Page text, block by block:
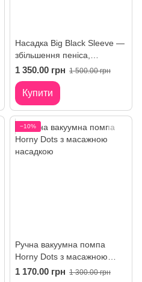
Насадка Big Black Sleeve —
збільшення пеніса,
реалістична текстура
1 350.00 грн 1 500.00 грн
Купити
−10%
Ручна вакуумна помпа
Horny Dots з масажною
насадкою
1 170.00 грн 1 300.00 грн